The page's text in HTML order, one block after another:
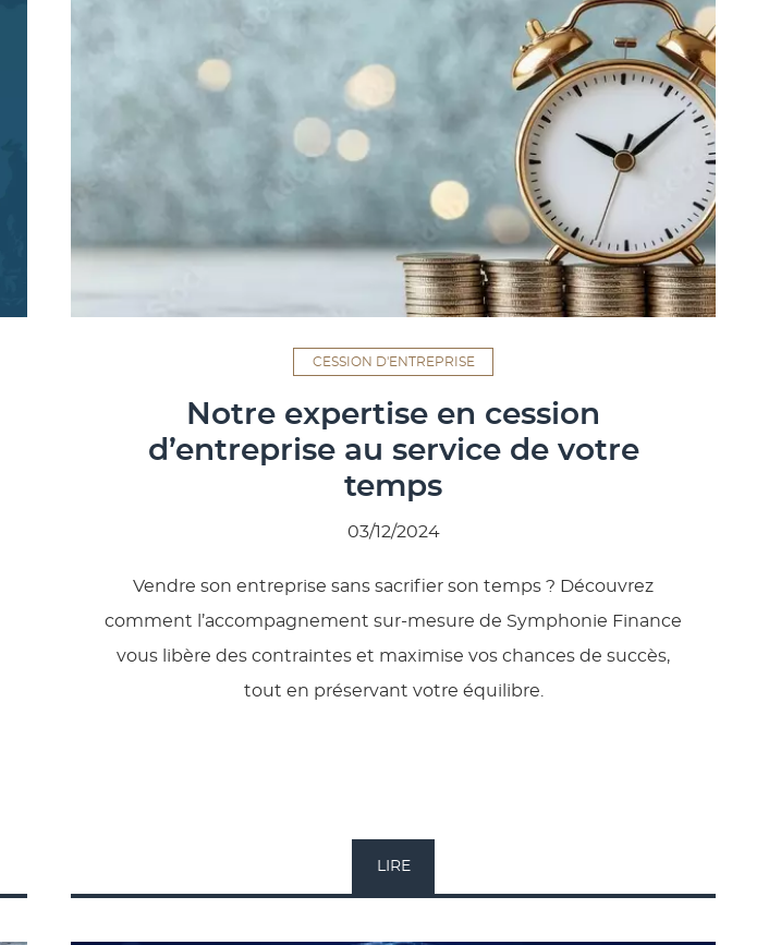
CESSION D'ENTREPRISE
Notre expertise en cession
d’entreprise au service de votre
temps
03/12/2024
Vendre son entreprise sans sacrifier son temps ? Découvrez
comment l’accompagnement sur-mesure de Symphonie Finance
vous libère des contraintes et maximise vos chances de succès,
tout en préservant votre équilibre.
LIRE